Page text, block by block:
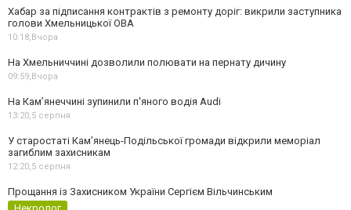
Хабар за підписання контрактів з ремонту доріг: викрили заступника
голови Хмельницької ОВА
10:18,Вчора
На Хмельниччині дозволили полювати на пернату дичину
09:59,Вчора
На Камʼянеччині зупинили п'яного водія Audi
13:20,5 серпня
У старостаті Кам’янець-Подільської громади відкрили меморіал
загиблим захисникам
12:20,5 серпня
Прощання із Захисником України Сергієм Вільчинським